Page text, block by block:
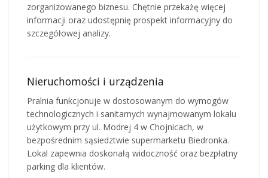
zorganizowanego biznesu. Chętnie przekażę więcej
informacji oraz udostępnię prospekt informacyjny do
szczegółowej analizy.
Nieruchomości i urządzenia
Pralnia funkcjonuje w dostosowanym do wymogów
technologicznych i sanitarnych wynajmowanym lokalu
użytkowym przy ul. Modrej 4 w Chojnicach, w
bezpośrednim sąsiedztwie supermarketu Biedronka.
Lokal zapewnia doskonałą widoczność oraz bezpłatny
parking dla klientów.